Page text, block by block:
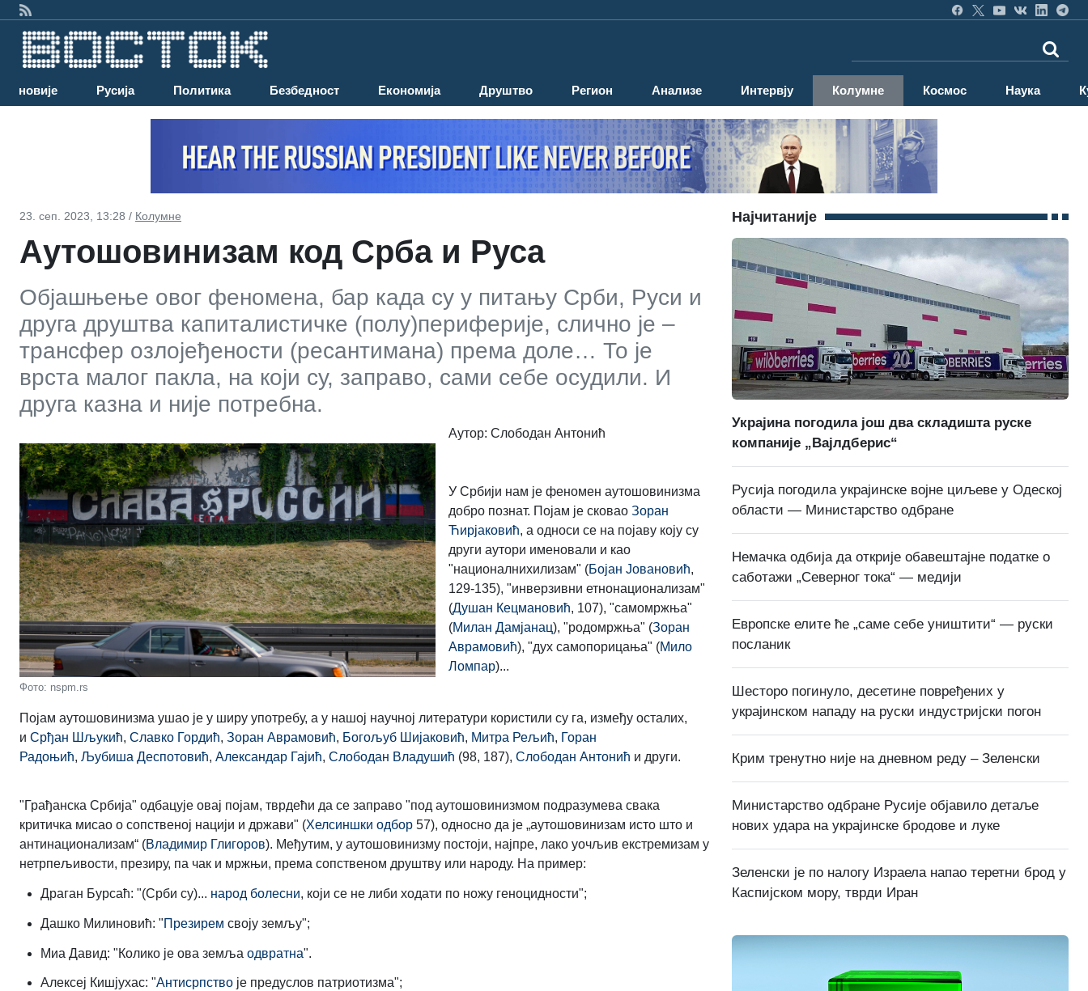
Најновије Русија Политика Безбедност Економија Друштво Регион Анализе Интервју Колумне Космос Наука
23. сеп. 2023, 13:28 / Колумне
Аутошовинизам код Срба и Руса
Објашњење овог феномена, бар када су у питању Срби, Руси и
друга друштва капиталистичке (полу)периферије, слично је –
трансфер озлојеђености (ресантимана) према доле… То је
врста малог пакла, на који су, заправо, сами себе осудили. И
друга казна и није потребна.
Фото: nspm.rs
Аутор: Слободан Антонић
У Србији нам је феномен аутошовинизма
добро познат. Појам је сковао Зоран
Ћирјаковић, а односи се на појаву коју су
други аутори именовали и као
"националнихилизам" (Бојан Јовановић,
129-135), "инверзивни етнонационализам"
(Душан Кецмановић, 107), "самомржња"
(Милан Дамјанац), "родомржња" (Зоран
Аврамовић), "дух самопорицања" (Мило
Ломпар)...
Појам аутошовинизма ушао је у ширу употребу, а у нашој научној литератури користили су га, између осталих,
и Срђан Шљукић, Славко Гордић, Зоран Аврамовић, Богољуб Шијаковић, Митра Рељић, Горан
Радоњић, Љубиша Деспотовић, Александар Гајић, Слободан Владушић (98, 187), Слободан Антонић и други.
"Грађанска Србија" одбацује овај појам, тврдећи да се заправо "под аутошовинизмом подразумева свака
критичка мисао о сопственој нацији и држави" (Хелсиншки одбор 57), односно да је „аутошовинизам исто што и
антинационализам“ (Владимир Глигоров). Међутим, у аутошовинизму постоји, најпре, лако уочљив екстремизам у
нетрпељивости, презиру, па чак и мржњи, према сопственом друштву или народу. На пример:
Драган Бурсаћ: "(Срби су)... народ болесни, који се не либи ходати по ножу геноцидности";
Дашко Милиновић: "Презирем своју земљу";
Миа Давид: "Колико је ова земља одвратна".
Алексеј Кишјухас: "Антисрпствоје предуслов патриотизма";
Најчитаније
Украјина погодила још два складишта руске
компаније „Вајлдберис“
Русија погодила украјинске војне циљеве у Одеској
области — Министарство одбране
Немачка одбија да открије обавештајне податке о
саботажи „Северног тока“ — медији
Европске елите ће „саме себе уништити“ — руски
посланик
Шесторо погинуло, десетине повређених у
украјинском нападу на руски индустријски погон
Крим тренутно није на дневном реду – Зеленски
Министарство одбране Русије објавило детаље
нових удара на украјинске бродове и луке
Зеленски је по налогу Израела напао теретни брод у
Каспијском мору, тврди Иран